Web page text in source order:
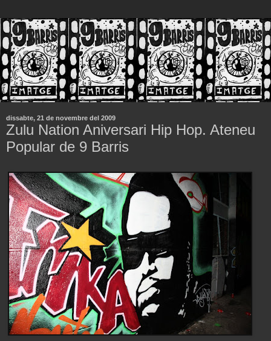
dissabte, 21 de novembre del 2009
Zulu Nation Aniversari Hip Hop. Ateneu
Popular de 9 Barris